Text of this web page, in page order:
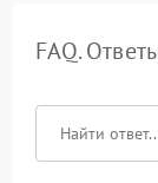
FAQ.